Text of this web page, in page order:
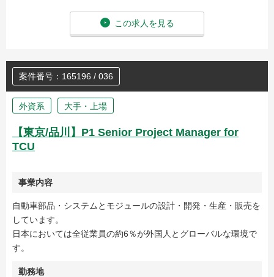
この求人を見る
案件番号：165196 / 036
外資系 大手・上場
【東京/品川】P1 Senior Project Manager for
TCU
事業内容
自動車部品・システムとモジュールの設計・開発・生産・販売を
しています。
日本においては全従業員の約6％が外国人とグローバルな環境で
す。
勤務地